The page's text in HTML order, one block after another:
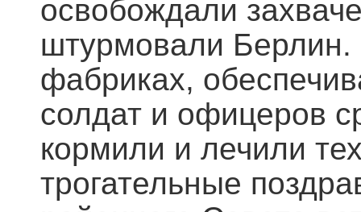
освобождали
штурмовали Берлин.
фабриках,
солдат и офицеров
кормили и лечили
трогательные